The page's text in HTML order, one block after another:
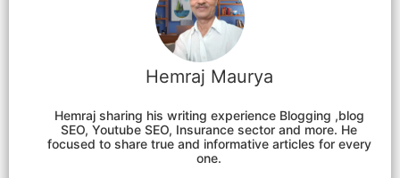
Hemraj Maurya
Hemraj sharing his writing experience Blogging ,blog
SEO, Youtube SEO, Insurance sector and more. He
focused to share true and informative articles for every
one.